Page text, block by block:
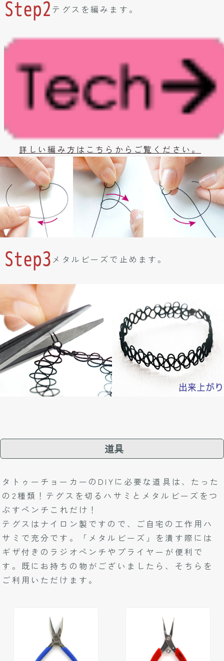
テグスを編みます。
詳しい編み方はこちらからご覧ください。
メタルビーズで止めます。
道具
タトゥーチョーカーのDIYに必要な道具は、たった
の2種類！テグスを切る ハサミ とメタルビーズをつ
ぶす ペンチ これだけ！
テグスはナイロン製ですので、ご自宅の工作用ハ
サミで充分です。「メタルビーズ」を潰す際には
ギザ付きのラジオペンチやプライヤーが便利で
す。既にお持ちの物がございましたら、そちらを
ご利用いただけます。